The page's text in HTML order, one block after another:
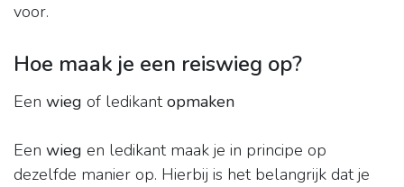
voor.
Hoe maak je een reiswieg op?
Een wieg of ledikantopmaken
Een wieg en ledikant maak je in principe op
dezelfde manier op. Hierbij is het belangrijk dat je